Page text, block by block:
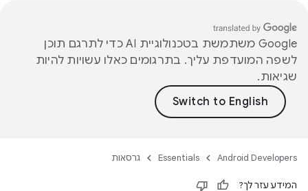
‫Google משתמשת בטכנולוגיית AI כדי לתרגם תוכן
לשפה המועדפת עליך. בתרגומים כאלו עשויות להיות
שגיאות.
Android Developers
Essentials גרסאות
המידע עזר לך?